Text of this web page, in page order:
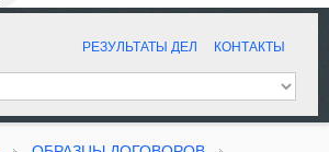
РЕЗУЛЬТАТЫ ДЕЛ КОНТАКТЫ